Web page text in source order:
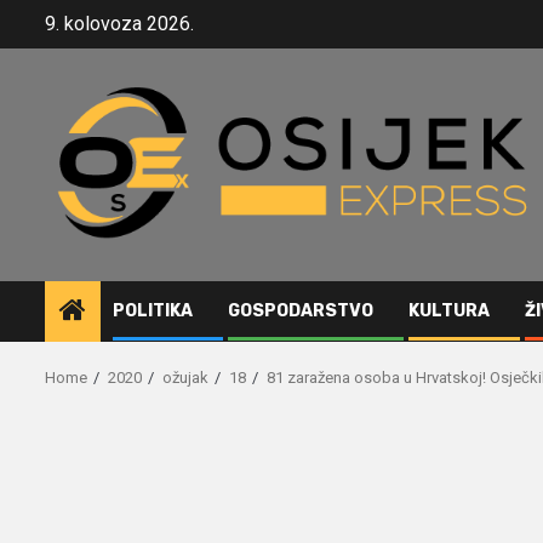
9. kolovoza 2026.
POLITIKA GOSPODARSTVO KULTURA
Home 2020 ožujak 18 81 zaražena osoba u Hrvatskoj!